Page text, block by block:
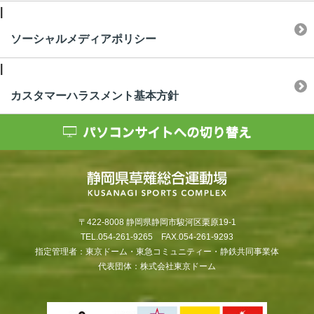
ソーシャルメディアポリシー
カスタマーハラスメント基本方針
〒422-8008 静岡県静岡市駿河区栗原19-1
TEL.054-261-9265 FAX.054-261-9293
指定管理者：東京ドーム・東急コミュニティー・静鉄共同事業体
代表団体：株式会社東京ドーム